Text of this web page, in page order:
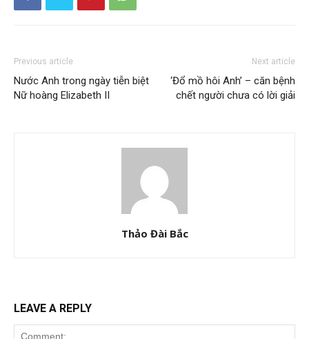
Previous article
Nước Anh trong ngày tiễn biệt
Nữ hoàng Elizabeth II
Next article
‘Đổ mồ hôi Anh’ – căn bệnh
chết người chưa có lời giải
Thảo Đài Bắc
LEAVE A REPLY